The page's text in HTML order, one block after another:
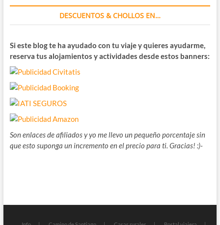
DESCUENTOS & CHOLLOS EN…
Si este blog te ha ayudado con tu viaje y quieres ayudarme,
reserva tus alojamientos y actividades desde estos banners:
Son enlaces de afiliados y yo me llevo un pequeño porcentaje sin
que esto suponga un incremento en el precio para ti. Gracias! :)-